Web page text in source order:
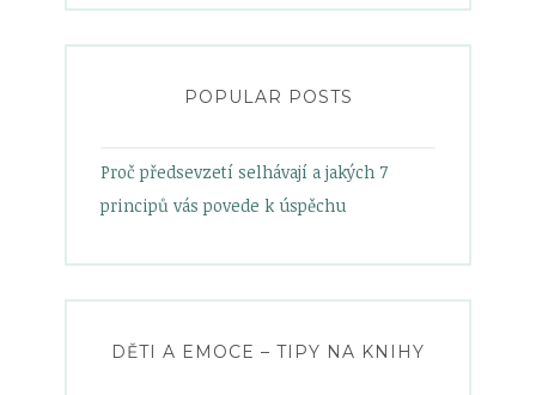
on on on on
POPULAR POSTS
Proč předsevzetí selhávají a jakých 7
principů vás povede k úspěchu
DĚTI A EMOCE – TIPY NA KNIHY